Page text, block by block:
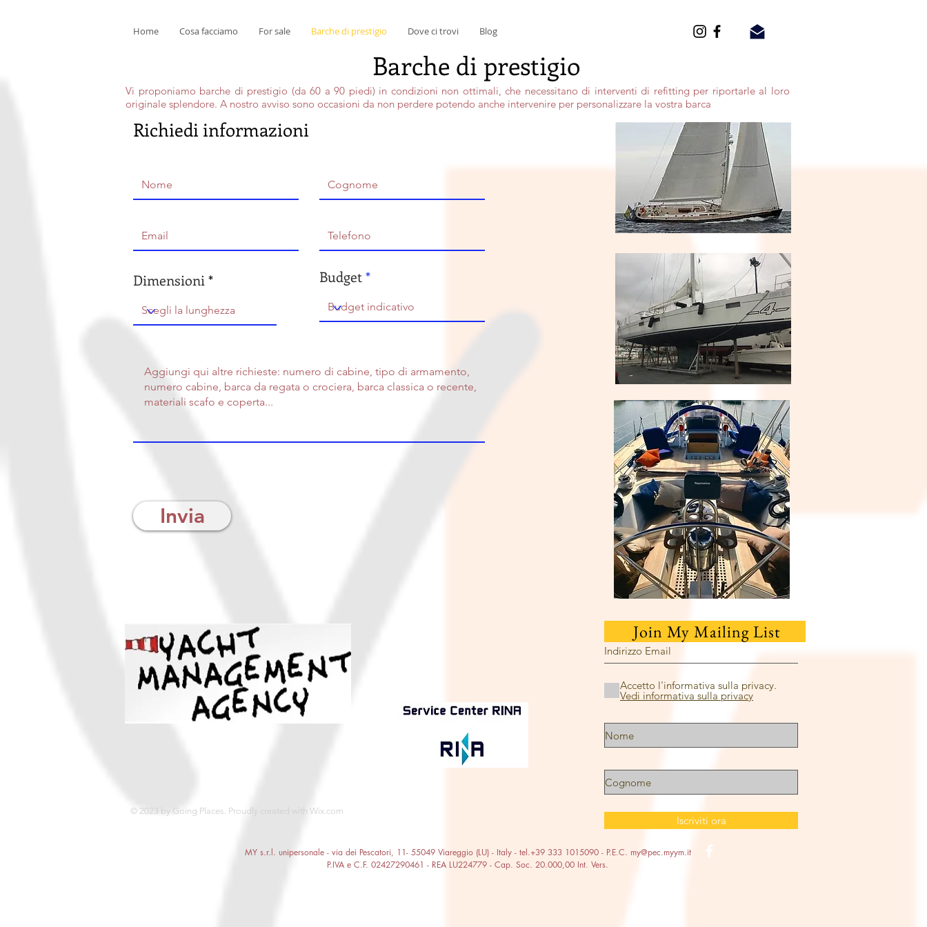
Home Cosa facciamo For sale Barche di prestigio Dove ci trovi Blog
Barche di prestigio
Vi proponiamo barche di prestigio (da 60 a 90 piedi) in condizioni non ottimali, che necessitano di interventi di refitting per riportarle al loro
originale splendore. A nostro avviso sono occasioni da non perdere potendo anche intervenire per personalizzare la vostra barca
Richiedi informazioni
Dimensioni Budget
Invia
© 2023 by Going Places. Proudly created with Wix.com
Join My Mailing List
Accetto l'informativa sulla privacy.
Vedi informativa sulla privacy
Iscriviti ora
MY s.r.l. unipersonale - via dei Pescatori, 11- 55049 Viareggio (LU) - Italy - tel.+39 333 1015090 - P.E.C. my@pec.myym.it
P.IVA e C.F. 02427290461 - REA LU224779 - Cap. Soc. 20.000,00 Int. Vers.